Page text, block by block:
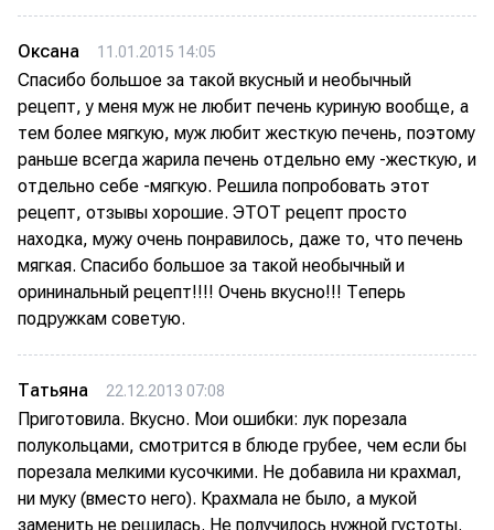
Оксана 11.01.2015 14:05
Спасибо большое за такой вкусный и необычный
рецепт, у меня муж не любит печень куриную вообще, а
тем более мягкую, муж любит жесткую печень, поэтому
раньше всегда жарила печень отдельно ему -жесткую, и
отдельно себе -мягкую. Решила попробовать этот
рецепт, отзывы хорошие. ЭТОТ рецепт просто
находка, мужу очень понравилось, даже то, что печень
мягкая. Спасибо большое за такой необычный и
орининальный рецепт!!!! Очень вкусно!!! Теперь
подружкам советую.
Татьяна 22.12.2013 07:08
Приготовила. Вкусно. Мои ошибки: лук порезала
полукольцами, смотрится в блюде грубее, чем если бы
порезала мелкими кусочкими. Не добавила ни крахмал,
ни муку (вместо него). Крахмала не было, а мукой
заменить не решилась. Не получилось нужной густоты.